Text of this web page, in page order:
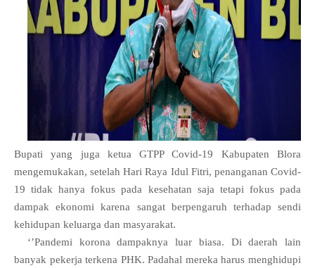
Bupati yang juga ketua GTPP Covid-19 Kabupaten Blora
mengemukakan, setelah Hari Raya Idul Fitri, penanganan Covid-
19 tidak hanya fokus pada kesehatan saja tetapi fokus pada
dampak ekonomi karena sangat berpengaruh terhadap sendi
kehidupan keluarga dan masyarakat.
‘’Pandemi korona dampaknya luar biasa. Di daerah lain
banyak pekerja terkena PHK. Padahal mereka harus menghidupi